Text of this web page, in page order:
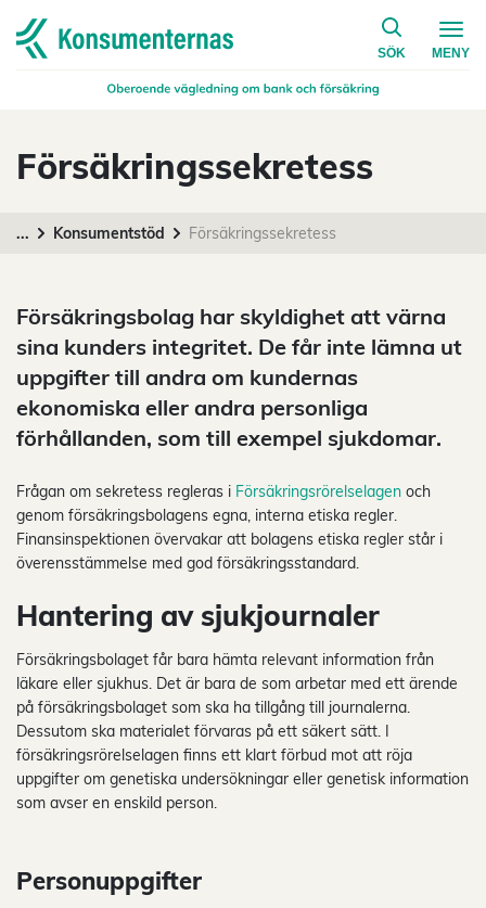
Navigera till startsidan
SÖK
på
MENY
Försäkringssekretess
... Konsumentstöd Försäkringssekretess
Försäkringsbolag har skyldighet att värna
sina kunders integritet. De får inte lämna ut
uppgifter till andra om kundernas
ekonomiska eller andra personliga
förhållanden, som till exempel sjukdomar.
Frågan om sekretess regleras i Försäkringsrörelselagen och
genom försäkringsbolagens egna, interna etiska regler.
Finansinspektionen övervakar att bolagens etiska regler står i
överensstämmelse med god försäkringsstandard.
Hantering av sjukjournaler
Försäkringsbolaget får bara hämta relevant information från
läkare eller sjukhus. Det är bara de som arbetar med ett ärende
på försäkringsbolaget som ska ha tillgång till journalerna.
Dessutom ska materialet förvaras på ett säkert sätt. I
försäkringsrörelselagen finns ett klart förbud mot att röja
uppgifter om genetiska undersökningar eller genetisk information
som avser en enskild person.
Personuppgifter